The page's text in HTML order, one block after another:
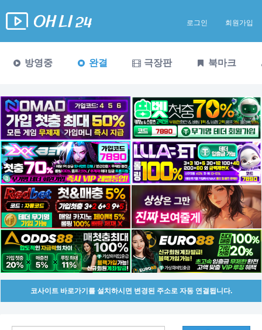
로그인 회원가입
방영중 완결 극장판 북마크
코사이트 바로가기를 설치하시면 변경된 주소로 자동 연결됩니다.